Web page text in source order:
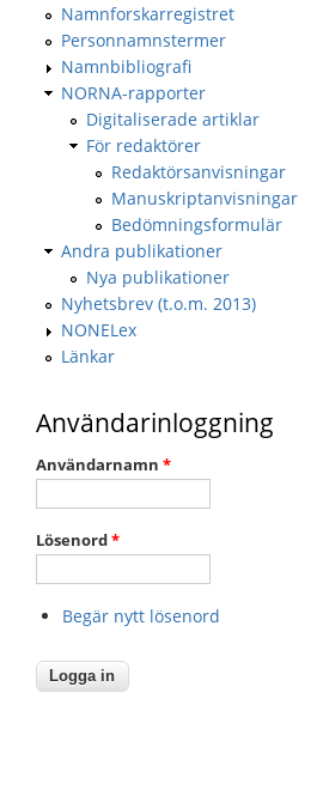
Namnforskarregistret
Personnamnstermer
Namnbibliografi
NORNA-rapporter
Digitaliserade artiklar
För redaktörer
Redaktörsanvisningar
Manuskriptanvisningar
Bedömningsformulär
Andra publikationer
Nya publikationer
Nyhetsbrev (t.o.m. 2013)
NONELex
Länkar
Användarinloggning
Användarnamn *
Lösenord*
Begär nytt lösenord